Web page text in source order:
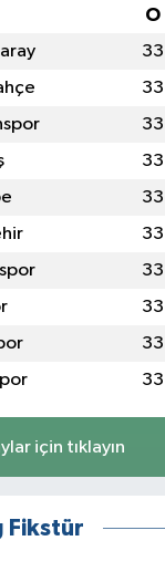
O
33
33
33
33
33
33
33
33
33
33
için tıklayın
Fikstür